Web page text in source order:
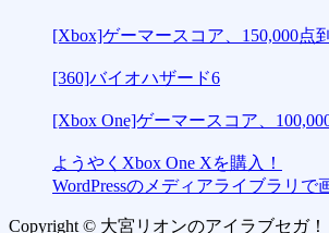
[Xbox]ゲーマースコア、150,000点
[360]バイオハザード6
[Xbox One]ゲーマースコア、
ようやくXbox One Xを購入！
WordPressのメディアライブラリで
Copyright © 大宮リオンのアイラブセガ！